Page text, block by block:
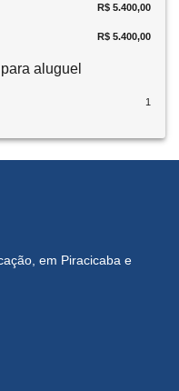
R$ 5.400,00
R$ 5.400,00
aluguel
1
em Piracicaba e